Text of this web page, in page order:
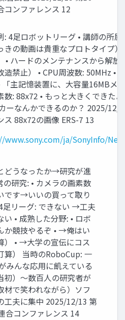
コンファレンス 12
: 4足ロボットリーグ • 講師の所属
きの動画は貴重なプロトタイプ
• ハードのメンテナンスから解
造禁止） • CPU周波数: 50MHz •
「主記憶装置に、大容量16MBメ
数: 88x72 • もっと大きくできた
ーなんかできるのか？ 2025/12/
ス 88x72の画像 ERS-7 13
www.sony.com/ja/SonyInfo/
どうなったか→研究が進
の研究: • カメラの画素数
です→いいの買って取り
足リーグ: できない →工夫
い • 成熟した分野: • ロボ
か競技やるぞ • →俺はい
） • →大学の宣伝にコス
算） 当時のRoboCup: 一
みんな応用に飢えている
初）～数百人の研究者が
材で笑われながら）ソフ
工夫に集中 2025/12/13 第
合コンファレンス 14